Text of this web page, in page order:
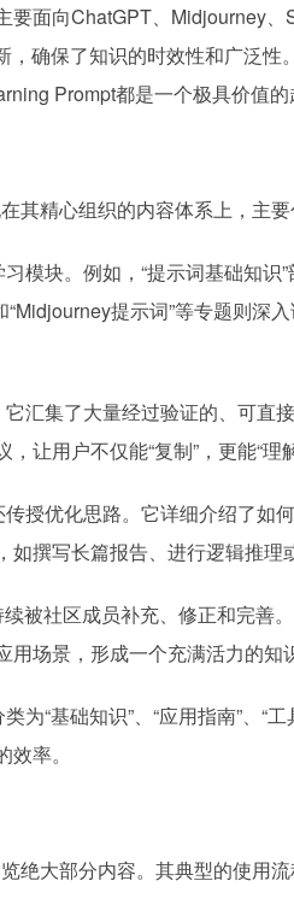
面向ChatGPT、Midjourney
确保了知识的时效性和广泛性
Prompt都是一个极具价值的
其精心组织的内容体系上，主要
模块。例如，“提示词基础知
提示词”等专题则深
它汇集了大量经过验证的、可直
让用户不仅能“复制”，更能“理
授优化思路。它详细介绍了如
撰写长篇报告、进行逻辑推理
被社区成员补充、修正和完善
场景，形成一个充满活力的知
为“基础知识”、“应用指南”、“
率。
绝大部分内容。其典型的使用流